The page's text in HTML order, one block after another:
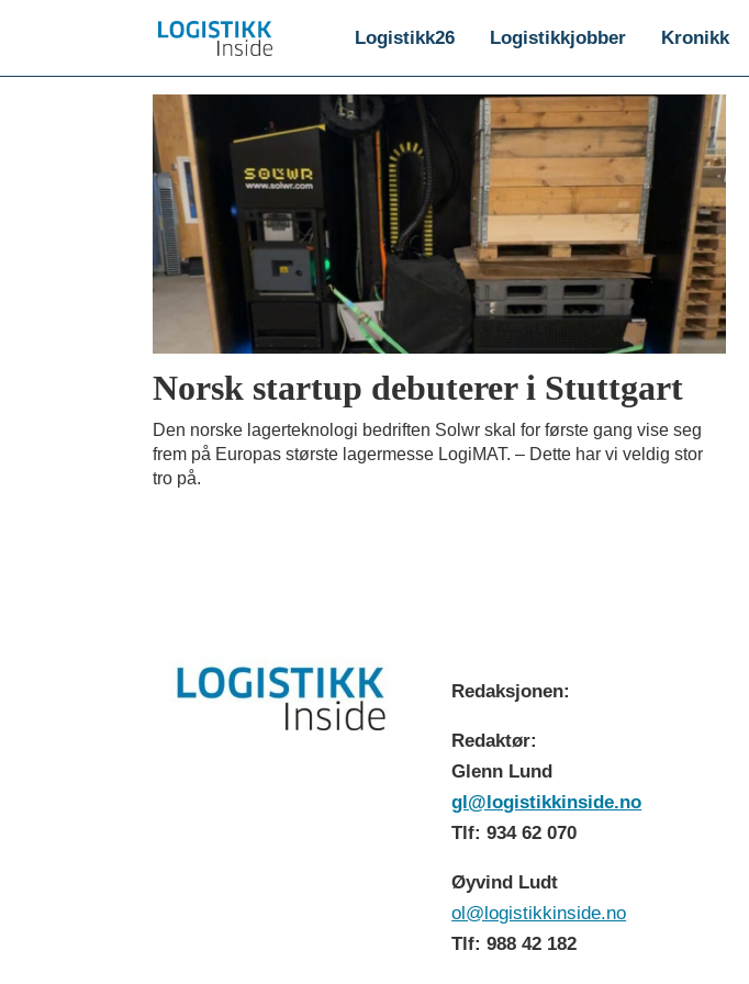
Logistikk26 Logistikkjobber Kronikk
Norsk startup debuterer i Stuttgart
Den norske lagerteknologi bedriften Solwr skal for første gang vise seg
frem på Europas største lagermesse LogiMAT. – Dette har vi veldig stor
tro på.
Redaksjonen:
Redaktør:
Glenn Lund
gl@logistikkinside.no
Tlf: 934 62 070
Øyvind Ludt
ol@logistikkinside.no
Tlf: 988 42 182